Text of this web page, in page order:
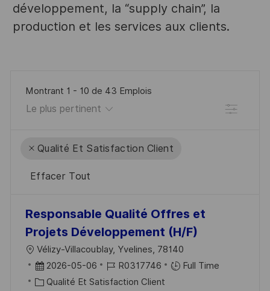
développement, la “supply chain”, la
production et les services aux clients.
Montrant 1 - 10 de 43 Emplois
Filtre
Qualité Et Satisfaction Client
Effacer Tout
results
updated
result
found
Responsable Qualité Offres et
Projets Développement (H/F)
L
O
C
Vélizy-Villacoublay, Yvelines, 78140
D
A
2026-05-06
R
É
R0317746
Full Time
C Qualité Et Satisfaction Client